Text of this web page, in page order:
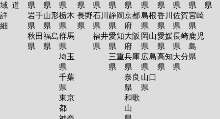
域
詳
細
道 県
岩手
県
秋田
県
県
山形
県
福島
県
県
栃木
県
群馬
県
埼玉
県
千葉
県
東京
都
県
長野
県
県
石川
県
福井
県
県
静岡
県
愛知
県
三重
県
県
京都
府
大阪
府
兵庫
県
奈良
県
和歌
山
県
島根
県
岡山
県
広島
県
山口
県
県
香川
県
愛媛
県
高知
県
県
佐賀
県
長崎
県
大分
県
県
宮崎
県
鹿児
島
県
県